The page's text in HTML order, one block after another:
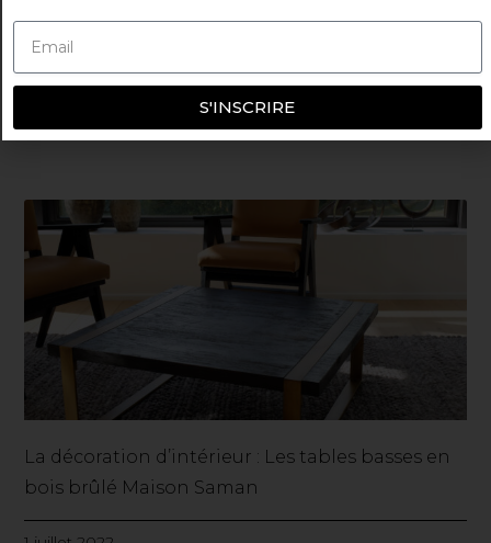
Mobilier sur-mesure pour les projets
d’architecture intérieure
La décoration d’intérieur : Les tables basses en
bois brûlé Maison Saman
S'INSCRIRE